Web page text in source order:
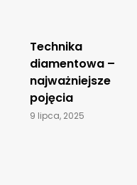
​Technika
diamentowa –
najważniejsze
pojęcia
9 lipca, 2025